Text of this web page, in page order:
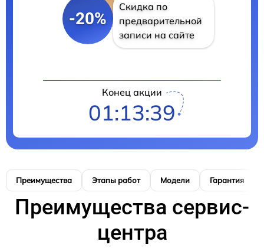
-20%
Скидка по
предварительной
записи на сайте
Конец акции
01:13:39
Преимущества Этапы работ Модели Гарантия
Преимущества сервис-
центра